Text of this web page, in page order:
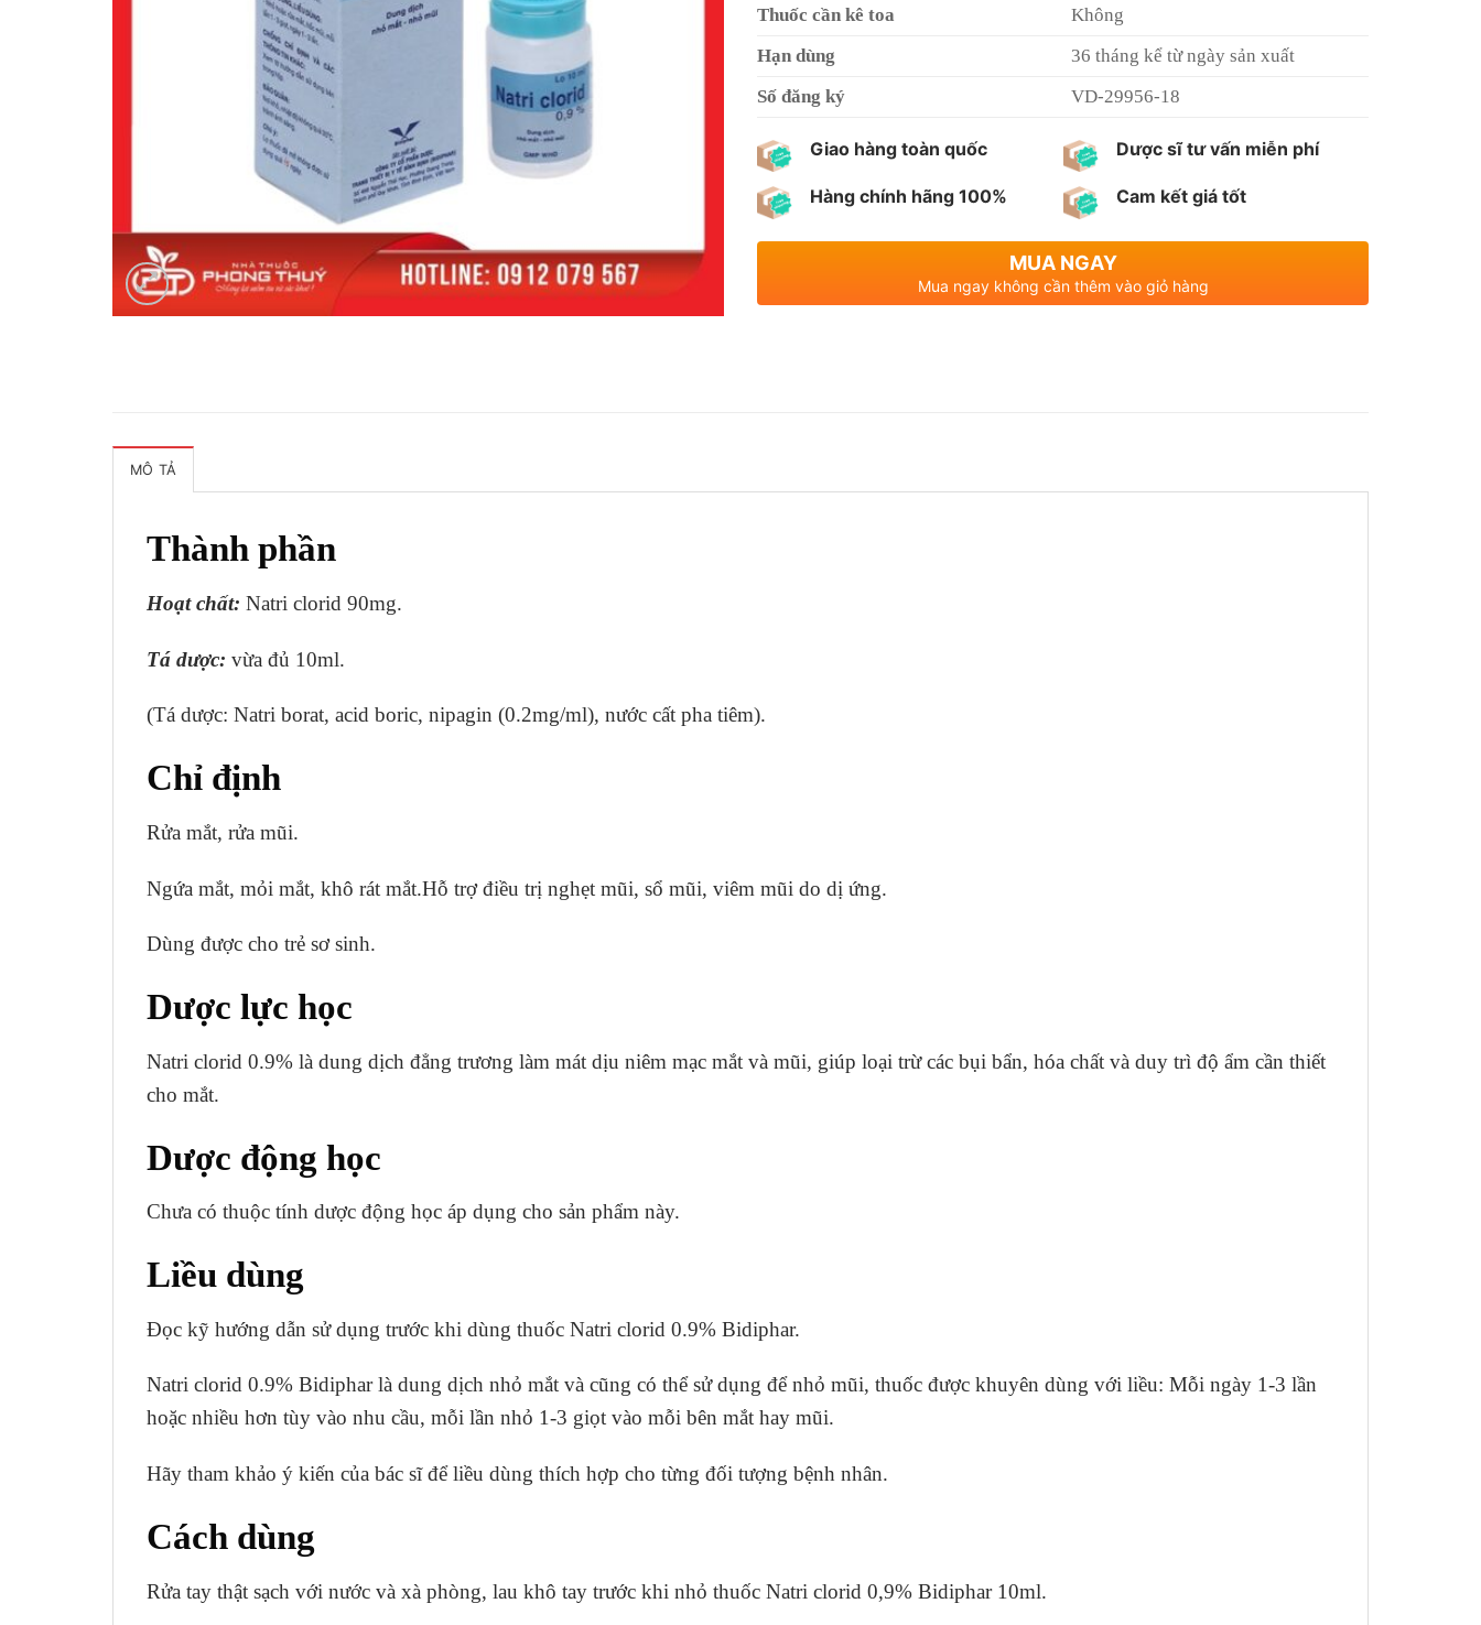
Thuốc cần kê toa
Không
Hạn dùng
36 tháng kể từ ngày sản xuất
Số đăng ký
VD-29956-18
Giao hàng toàn quốc
Hàng chính hãng 100%
Dược sĩ tư vấn miễn phí
Cam kết giá tốt
MUA NGAY
Mua ngay không cần thêm vào giỏ hàng
MÔ TẢ
Thành phần
Hoạtchất: Natri clorid 90mg.
Tá dược: vừa đủ 10ml.
(Tá dược: Natri borat, acid boric, nipagin (0.2mg/ml), nước cất pha tiêm).
Chỉ định
Rửa mắt, rửa mũi.
Ngứa mắt, mỏi mắt, khô rát mắt.Hỗ trợ điều trị nghẹt mũi, sổ mũi, viêm mũi do dị ứng.
Dùng được cho trẻ sơ sinh.
Dược lực học
Natri clorid 0.9% là dung dịch đẳng trương làm mát dịu niêm mạc mắt và mũi, giúp loại trừ các bụi bẩn, hóa chất và duy trì độ ẩm cần thiết
cho mắt.
Dược động học
Chưa có thuộc tính dược động học áp dụng cho sản phẩm này.
Liều dùng
Đọc kỹ hướng dẫn sử dụng trước khi dùng thuốc Natri clorid 0.9% Bidiphar.
Natri clorid 0.9% Bidiphar là dung dịch nhỏ mắt và cũng có thể sử dụng để nhỏ mũi, thuốc được khuyên dùng với liều: Mỗi ngày 1-3 lần
hoặc nhiều hơn tùy vào nhu cầu, mỗi lần nhỏ 1-3 giọt vào mỗi bên mắt hay mũi.
Hãy tham khảo ý kiến của bác sĩ để liều dùng thích hợp cho từng đối tượng bệnh nhân.
Cách dùng
Rửa tay thật sạch với nước và xà phòng, lau khô tay trước khi nhỏ thuốc Natri clorid 0,9% Bidiphar 10ml.